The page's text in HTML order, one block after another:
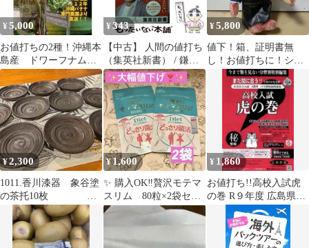
¥ 5,000
お値打ちの2種！沖縄本
島産 ドワーフナム
ワ、アイスクリームバ
ナナの苗セット！
¥ 343
【中古】 人間の値打ち
（集英社新書） / 鎌田
實 / 集英社
¥5,800
値下！箱、証明書無
し！お値打ちに！シュ
タイフ ソムリエ 田
崎ベア
¥2,300
1011.香川漆器 象谷塗
の茶托10枚
お値打ち品 美品
¥ 1,600
✨ 購入OK‼️贅沢モテマ
スリム 80粒×2袋セッ
ト ✨期限切迫の為お
¥ 1,860
お値打ち!!高校入試虎
の巻 R９年度 広島県版
+リスニング付き